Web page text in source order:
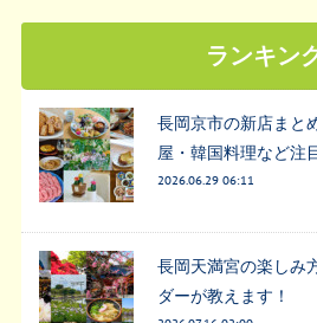
ランキン
長岡京市の新店まと
屋・韓国料理など注
2026.06.29 06:11
長岡天満宮の楽しみ
ダーが教えます！